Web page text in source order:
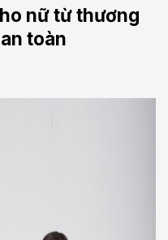
nữ từ thương
toàn